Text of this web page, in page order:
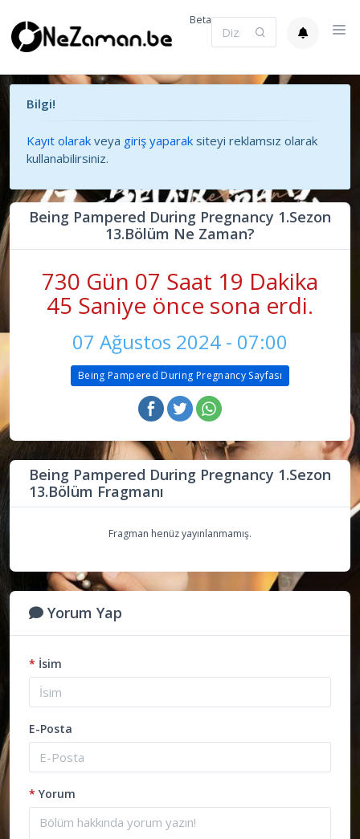
Beta
Bilgi!
Kayıt olarak veya giriş yaparak siteyi reklamsız olarak
kullanabilirsiniz.
Being Pampered During Pregnancy 1.Sezon
13.Bölüm Ne Zaman?
730 Gün 07 Saat 19 Dakika
45 Saniye önce sona erdi.
07 Ağustos 2024 - 07:00
Being Pampered During Pregnancy Sayfası
Being Pampered During Pregnancy 1.Sezon
13.Bölüm Fragmanı
Fragman henüz yayınlanmamış.
Yorum Yap
* İsim
E-Posta
* Yorum